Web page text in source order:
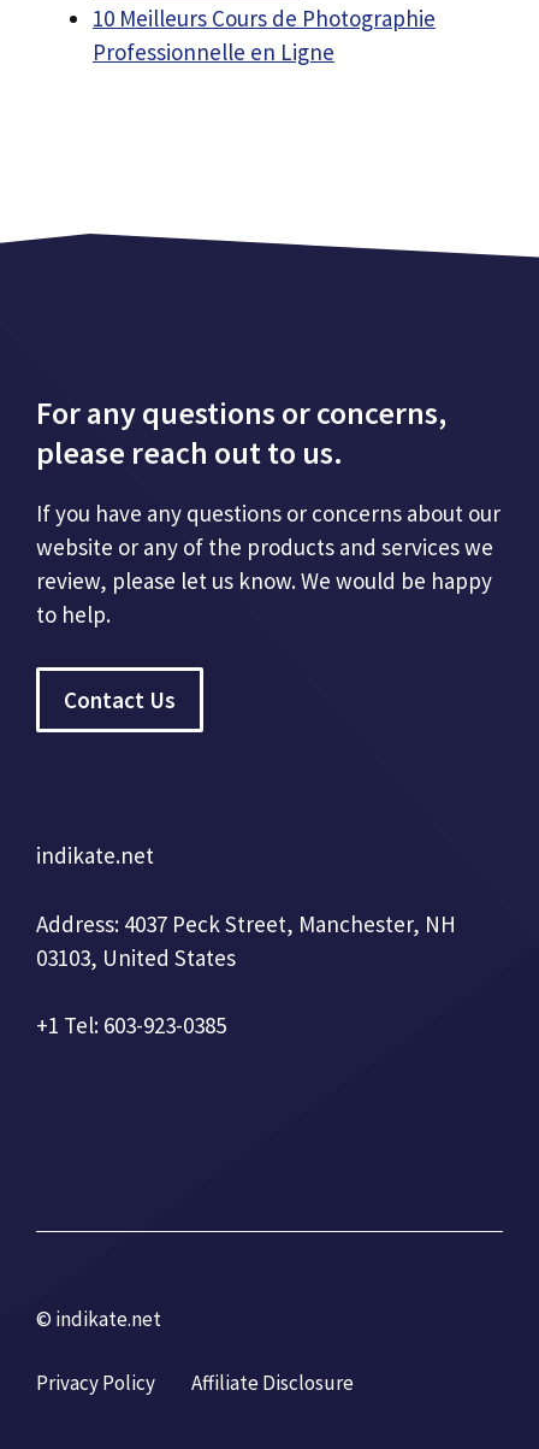
10 Meilleurs Cours de Photographie
Professionnelle en Ligne
For any questions or concerns,
please reach out to us.
If you have any questions or concerns about our
website or any of the products and services we
review, please let us know. We would be happy
to help.
Contact Us
indikate.net
Address: 4037 Peck Street, Manchester, NH
03103, United States
+1 Tel: 603-923-0385
© indikate.net
Privacy Policy Affiliate Disclosure